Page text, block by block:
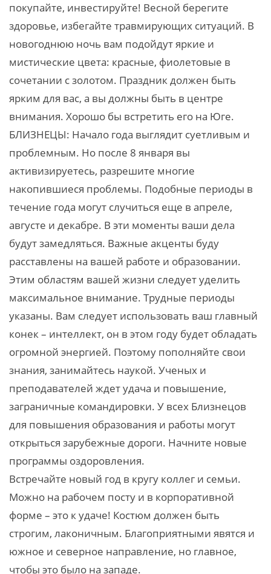
покупайте, инвестируйте! Весной берегите
здоровье, избегайте травмирующих ситуаций. В
новогоднюю ночь вам подойдут яркие и
мистические цвета: красные, фиолетовые в
сочетании с золотом. Праздник должен быть
ярким для вас, а вы должны быть в центре
внимания. Хорошо бы встретить его на Юге.
БЛИЗНЕЦЫ: Начало года выглядит суетливым и
проблемным. Но после 8 января вы
активизируетесь, разрешите многие
накопившиеся проблемы. Подобные периоды в
течение года могут случиться еще в апреле,
августе и декабре. В эти моменты ваши дела
будут замедляться. Важные акценты буду
расставлены на вашей работе и образовании.
Этим областям вашей жизни следует уделить
максимальное внимание. Трудные периоды
указаны. Вам следует использовать ваш главный
конек – интеллект, он в этом году будет обладать
огромной энергией. Поэтому пополняйте свои
знания, занимайтесь наукой. Ученых и
преподавателей ждет удача и повышение,
заграничные командировки. У всех Близнецов
для повышения образования и работы могут
открыться зарубежные дороги. Начните новые
программы оздоровления.
Встречайте новый год в кругу коллег и семьи.
Можно на рабочем посту и в корпоративной
форме – это к удаче! Костюм должен быть
строгим, лаконичным. Благоприятными явятся и
южное и северное направление, но главное,
чтобы это было на западе.